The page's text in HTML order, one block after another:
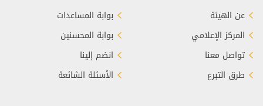
عن الهيئة
المركز الإعلامي
تواصل معنا
طرق التبرع
بوابة المساعدات
بوابة المحسنين
انضم إلينا
الأسئلة الشائعة